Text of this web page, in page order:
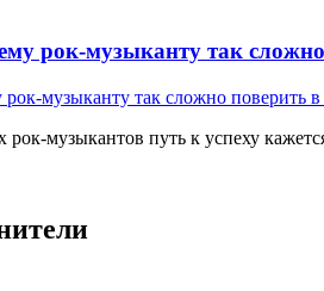
рок-музыканту так сложно
музыкантов путь к успеху